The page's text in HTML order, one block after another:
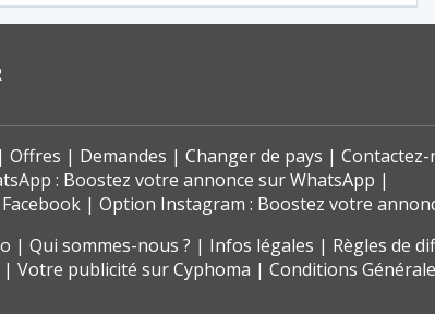
Offres Demandes Changer de pays Contactez-
: Boostez votre annonce sur WhatsApp
Option Instagram : Boostez votre
Qui sommes-nous ? Infos légales
Règles de
Votre publicité sur Cyphoma Conditions